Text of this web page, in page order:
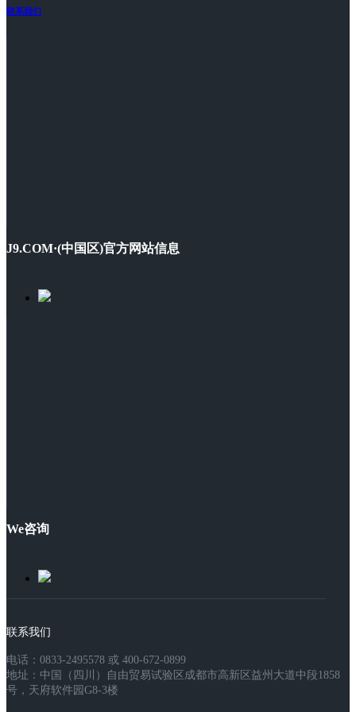
联系我们
J9.COM·(中国区)官方网站信息
We咨询
联系我们
电话：0833-2495578 或 400-672-0899
地址：中国（四川）自由贸易试验区成都市高新区益州大道中段1858
号，天府软件园G8-3楼